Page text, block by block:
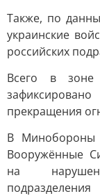
Также, по
украинские
российских
Всего в зоне
прекращения
В Минобороны
Вооружённые
на